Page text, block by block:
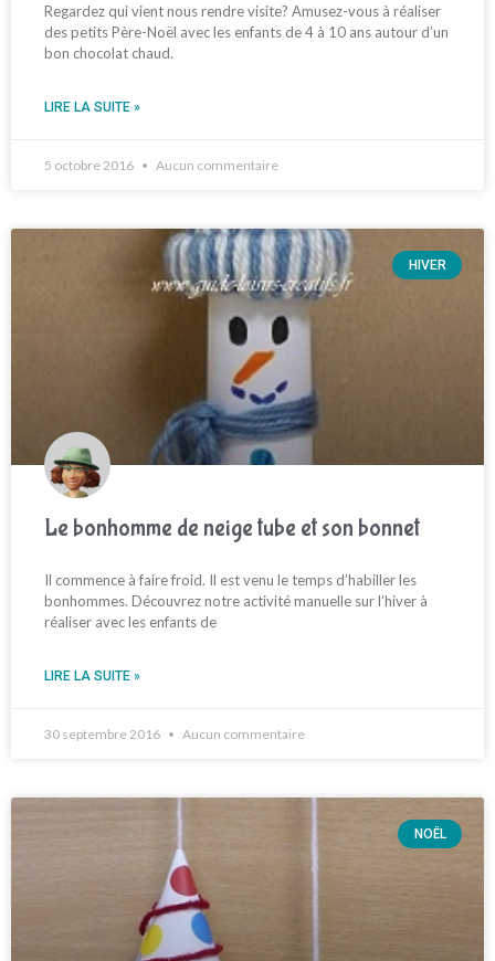
Regardez qui vient nous rendre visite? Amusez-vous à réaliser
des petits Père-Noël avec les enfants de 4 à 10 ans autour d’un
bon chocolat chaud.
LIRE LA SUITE »
5 octobre 2016 Aucun commentaire
HIVER
Le bonhomme de neige tube et son bonnet
Il commence à faire froid. Il est venu le temps d’habiller les
bonhommes. Découvrez notre activité manuelle sur l’hiver à
réaliser avec les enfants de
LIRE LA SUITE »
30 septembre 2016 Aucun commentaire
NOËL